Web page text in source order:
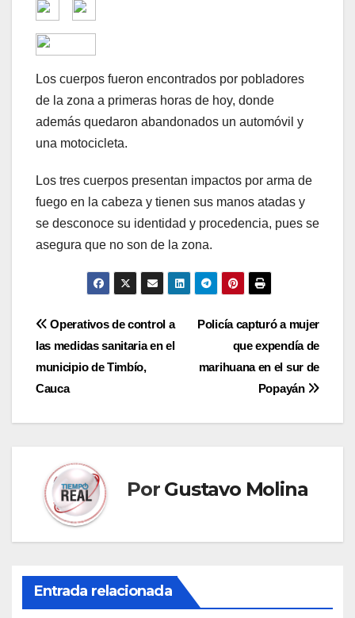
Los cuerpos fueron encontrados por pobladores
de la zona a primeras horas de hoy, donde
además quedaron abandonados un automóvil y
una motocicleta.
Los tres cuerpos presentan impactos por arma de
fuego en la cabeza y tienen sus manos atadas y
se desconoce su identidad y procedencia, pues se
asegura que no son de la zona.
Navegación
de
entradas
Policía capturó a mujer
que expendía de
marihuana en el sur de
Popayán
Operativos de control a
las medidas sanitaria en el
municipio de Timbío,
Cauca
Por Gustavo Molina
Entrada relacionada